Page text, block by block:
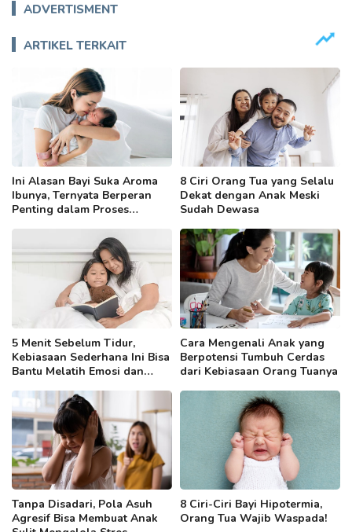
ADVERTISMENT
ARTIKEL TERKAIT
Ini Alasan Bayi Suka Aroma
Ibunya, Ternyata Berperan
Penting dalam Proses
8 Ciri Orang Tua yang Selalu
Dekat dengan Anak Meski
Sudah Dewasa
5 Menit Sebelum Tidur,
Kebiasaan Sederhana Ini Bisa
Bantu Melatih Emosi dan
Cara Mengenali Anak yang
Berpotensi Tumbuh Cerdas
dari Kebiasaan Orang Tuanya
Tanpa Disadari, Pola Asuh
Agresif Bisa Membuat Anak
8 Ciri-Ciri Bayi Hipotermia,
Orang Tua Wajib Waspada!